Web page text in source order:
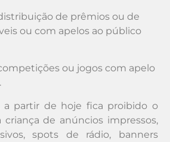
de prêmios ou de
ou com apelos ao público
ou jogos com apelo
a partir de hoje fica proibido o
de anúncios impressos,
spots de rádio, banners